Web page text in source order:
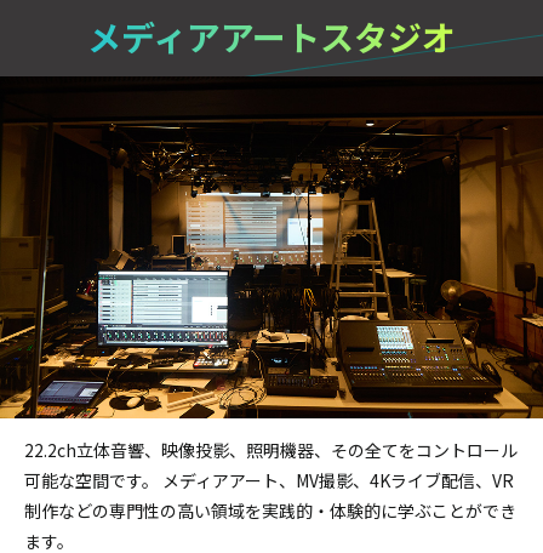
メディアアートスタジオ
22.2ch立体音響、映像投影、照明機器、その全てをコントロール
可能な空間です。
メディアアート、MV撮影、4Kライブ配信、VR
制作などの専門性の高い領域を実践的・体験的に学ぶことができ
ます。